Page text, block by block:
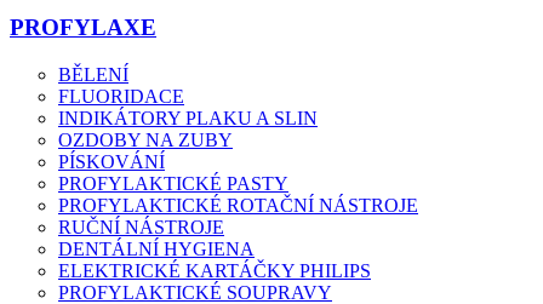
PROFYLAXE
BĚLENÍ
FLUORIDACE
INDIKÁTORY PLAKU A SLIN
OZDOBY NA ZUBY
PÍSKOVÁNÍ
PROFYLAKTICKÉ PASTY
PROFYLAKTICKÉ ROTAČNÍ NÁSTROJE
RUČNÍ NÁSTROJE
DENTÁLNÍ HYGIENA
ELEKTRICKÉ KARTÁČKY PHILIPS
PROFYLAKTICKÉ SOUPRAVY